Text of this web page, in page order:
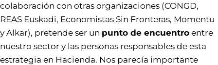
colaboración con otras organizaciones (CONGD,
REAS Euskadi, Economistas Sin Fronteras, Momentu
y Alkar), pretende ser un punto de encuentro entre
nuestro sector y las personas responsables de esta
estrategia en Hacienda. Nos parecía importante